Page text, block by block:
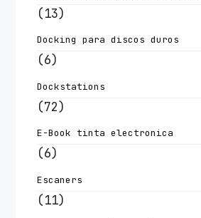
(13)
Docking para discos duros
(6)
Dockstations
(72)
E-Book tinta electronica
(6)
Escaners
(11)